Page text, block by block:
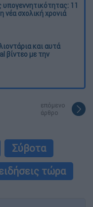
11
νέα σχολική χρονιά
και αυτά
βίντεο με την
επόμενο
άρθρο
Σύβοτα
τώρα